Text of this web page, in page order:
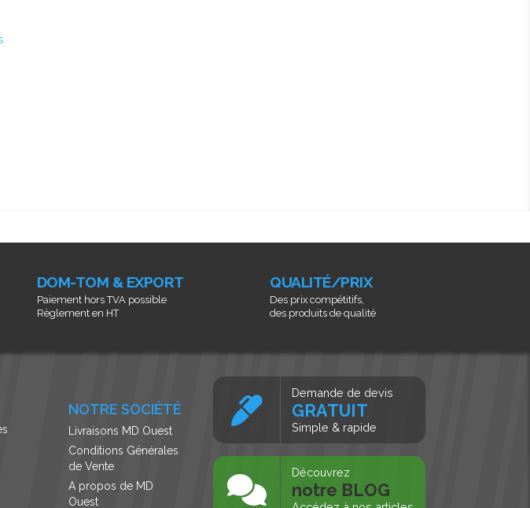
DOM-TOM & EXPORT
Paiement hors TVA possible
Règlement en HT
QUALITÉ/PRIX
Des prix compétitifs,
des produits de qualité
NOTRE SOCIÉTÉ
Livraisons MD Ouest
Conditions Générales
de Vente
A propos de MD
Ouest
Demande de devis
GRATUIT
Simple & rapide
Découvrez
notre BLOG